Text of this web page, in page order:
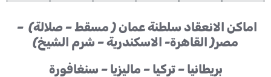
اماكن الانعقاد سلطنة عمان ( مسقط – صلالة) –
مصر( القاهرة- الاسكندرية – شرم الشيخ)
بريطانيا – تركيا – ماليزيا – سنغافورة